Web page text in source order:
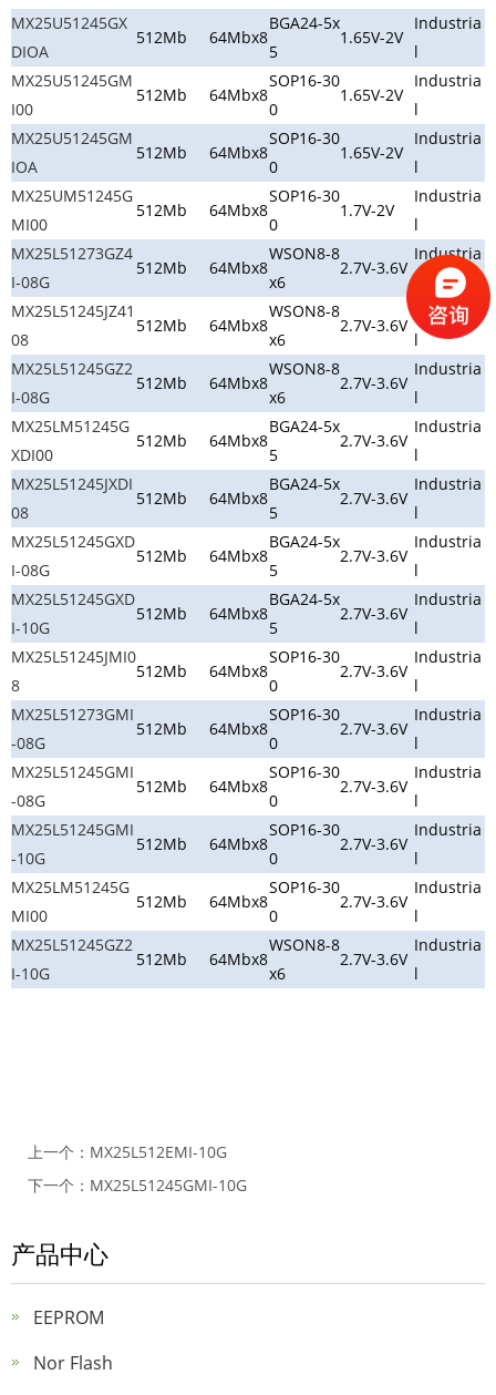
MX25U51245GX
DIOA
512Mb 64Mbx8
BGA24-5x
5
1.65V-2V
Industria
l
MX25U51245GM
I00
512Mb 64Mbx8
SOP16-30
0
1.65V-2V
Industria
l
MX25U51245GM
IOA
512Mb 64Mbx8
SOP16-30
0
1.65V-2V
Industria
l
MX25UM51245G
MI00
512Mb 64Mbx8
SOP16-30
0
1.7V-2V
Industria
l
MX25L51273GZ4
I-08G
512Mb 64Mbx8
WSON8-8
x6
2.7V-3.6V
Industria
MX25L51245JZ41
08
512Mb 64Mbx8
WSON8-8
x6
2.7V-3.6V
Industria
l
MX25L51245GZ2
I-08G
512Mb 64Mbx8
WSON8-8
x6
2.7V-3.6V
Industria
l
MX25LM51245G
XDI00
512Mb 64Mbx8
BGA24-5x
5
2.7V-3.6V
Industria
l
MX25L51245JXDI
08
512Mb 64Mbx8
BGA24-5x
5
2.7V-3.6V
Industria
l
MX25L51245GXD
I-08G
512Mb 64Mbx8
BGA24-5x
5
2.7V-3.6V
Industria
l
MX25L51245GXD
I-10G
512Mb 64Mbx8
BGA24-5x
5
2.7V-3.6V
Industria
l
MX25L51245JMI0
8
512Mb 64Mbx8
SOP16-30
0
2.7V-3.6V
Industria
l
MX25L51273GMI
-08G
512Mb 64Mbx8
SOP16-30
0
2.7V-3.6V
Industria
l
MX25L51245GMI
-08G
512Mb 64Mbx8
SOP16-30
0
2.7V-3.6V
Industria
l
MX25L51245GMI
-10G
512Mb 64Mbx8
SOP16-30
0
2.7V-3.6V
Industria
l
MX25LM51245G
MI00
512Mb 64Mbx8
SOP16-30
0
2.7V-3.6V
Industria
l
MX25L51245GZ2
I-10G
512Mb 64Mbx8
WSON8-8
x6
2.7V-3.6V
Industria
l
上一个： MX25L512EMI-10G
下一个： MX25L51245GMI-10G
产品中心
EEPROM
Nor Flash